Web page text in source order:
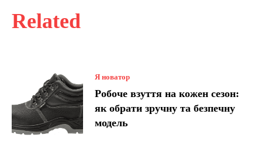
Related
Я новатор
Робоче взуття на кожен сезон:
як обрати зручну та безпечну
модель